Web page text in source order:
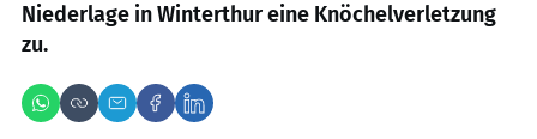
Niederlage in Winterthur eine Knöchelverletzung
zu.